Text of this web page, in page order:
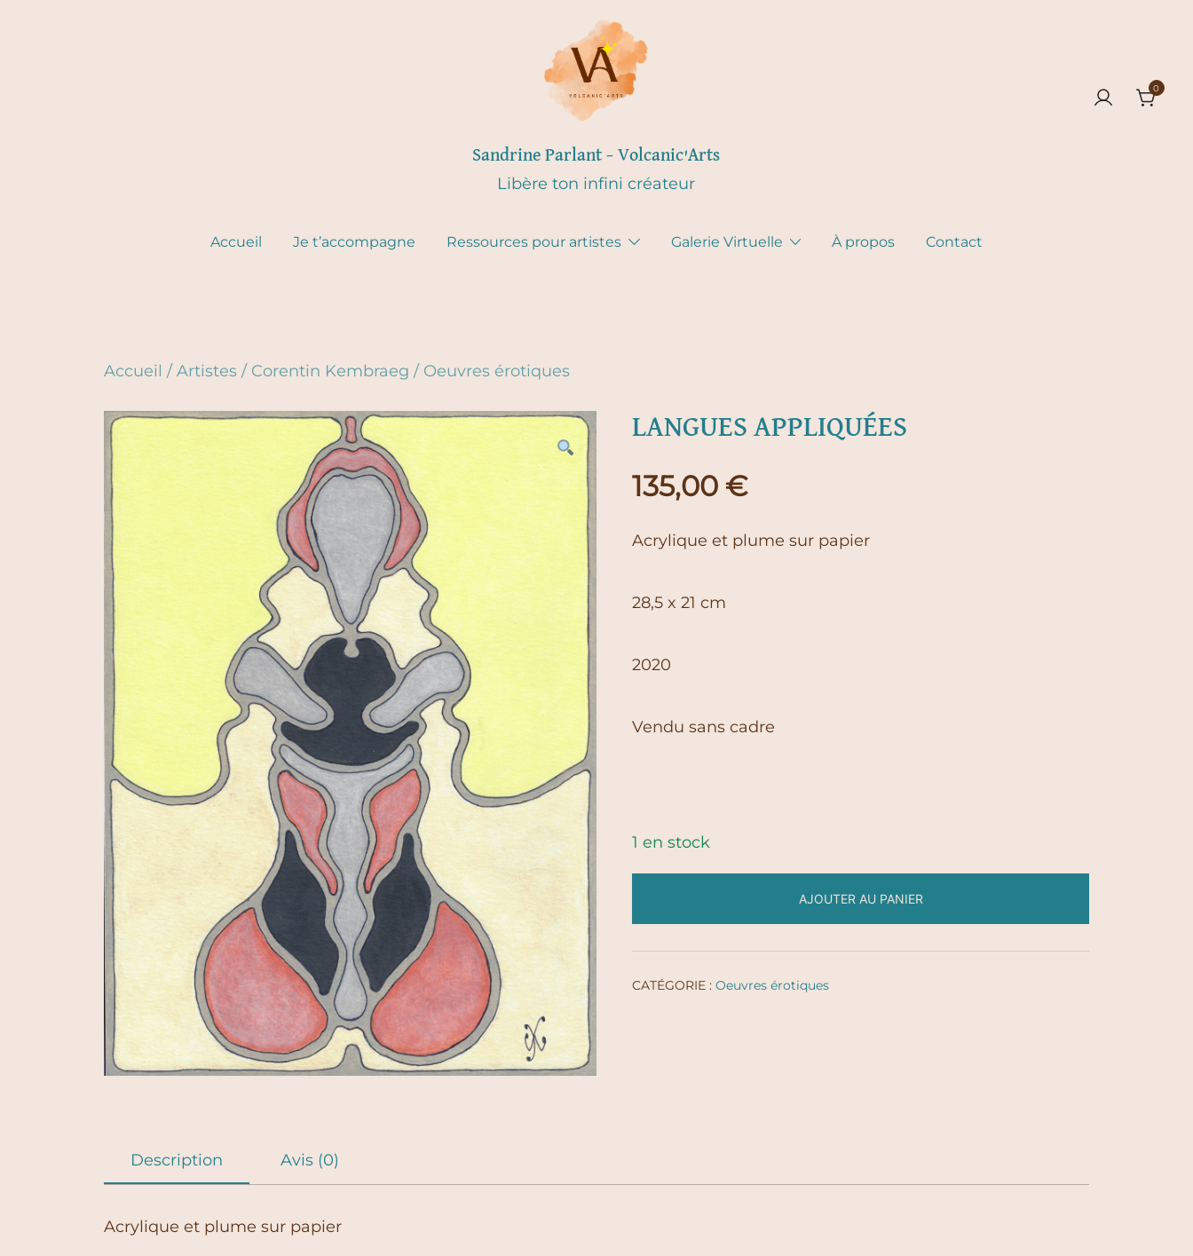
Sandrine Parlant – Volcanic'Arts
Libère ton infini créateur
0
Accueil Je t’accompagne Ressources pour artistes Galerie Virtuelle À propos Contact
Accueil / Artistes / Corentin Kembraeg / Oeuvres érotiques
LANGUES APPLIQUÉES
135,00 €
Acrylique et plume sur papier
28,5 x 21 cm
2020
Vendu sans cadre
1 en stock
AJOUTER AU PANIER
CATÉGORIE : Oeuvres érotiques
Description Avis (0)
Acrylique et plume sur papier